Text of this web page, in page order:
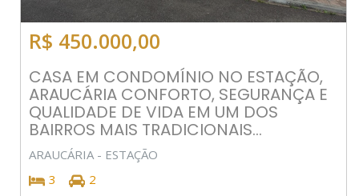
R$ 450.000,00
CASA EM CONDOMÍNIO NO ESTAÇÃO,
ARAUCÁRIA CONFORTO, SEGURANÇA E
QUALIDADE DE VIDA EM UM DOS
BAIRROS MAIS TRADICIONAIS...
ARAUCÁRIA - ESTAÇÃO
3
2